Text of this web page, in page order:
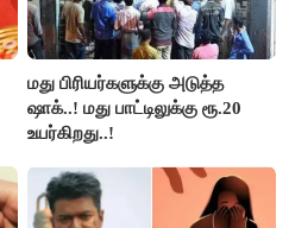
மது பிரியர்களுக்கு அடுத்த
ஷாக்..! மது பாட்டிலுக்கு ரூ.20
உயர்கிறது..!